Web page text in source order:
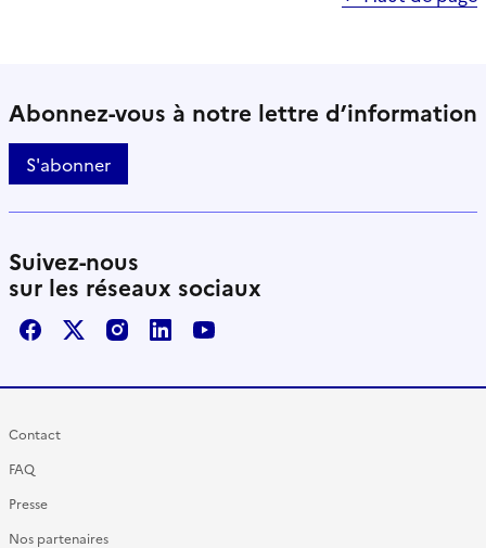
Abonnez-vous à notre lettre d’information
S'abonner
Suivez-nous
sur les réseaux sociaux
FacebookX / TwitterInstagram
LinkedInYoutube
Contact
FAQ
Presse
Nos partenaires